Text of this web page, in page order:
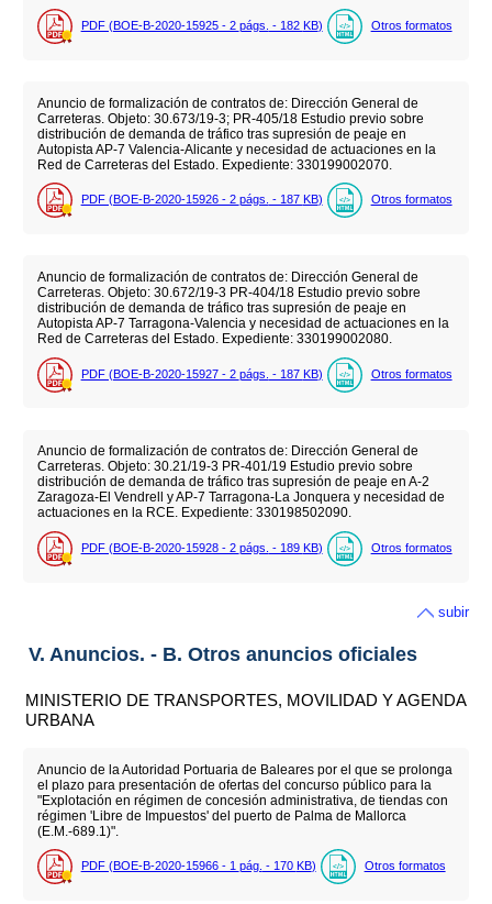
PDF (BOE-B-2020-15925 - 2 págs. - 182 KB) Otros formatos
Anuncio de formalización de contratos de: Dirección General de
Carreteras. Objeto: 30.673/19-3; PR-405/18 Estudio previo sobre
distribución de demanda de tráfico tras supresión de peaje en
Autopista AP-7 Valencia-Alicante y necesidad de actuaciones en la
Red de Carreteras del Estado. Expediente: 330199002070.
PDF (BOE-B-2020-15926 - 2 págs. - 187 KB) Otros formatos
Anuncio de formalización de contratos de: Dirección General de
Carreteras. Objeto: 30.672/19-3 PR-404/18 Estudio previo sobre
distribución de demanda de tráfico tras supresión de peaje en
Autopista AP-7 Tarragona-Valencia y necesidad de actuaciones en la
Red de Carreteras del Estado. Expediente: 330199002080.
PDF (BOE-B-2020-15927 - 2 págs. - 187 KB) Otros formatos
Anuncio de formalización de contratos de: Dirección General de
Carreteras. Objeto: 30.21/19-3 PR-401/19 Estudio previo sobre
distribución de demanda de tráfico tras supresión de peaje en A-2
Zaragoza-El Vendrell y AP-7 Tarragona-La Jonquera y necesidad de
actuaciones en la RCE. Expediente: 330198502090.
PDF (BOE-B-2020-15928 - 2 págs. - 189 KB) Otros formatos
subir
V. Anuncios. - B. Otros anuncios oficiales
MINISTERIO DE TRANSPORTES, MOVILIDAD Y AGENDA
URBANA
Anuncio de la Autoridad Portuaria de Baleares por el que se prolonga
el plazo para presentación de ofertas del concurso público para la
"Explotación en régimen de concesión administrativa, de tiendas con
régimen 'Libre de Impuestos' del puerto de Palma de Mallorca
(E.M.-689.1)".
PDF (BOE-B-2020-15966 - 1 pág. - 170 KB) Otros formatos